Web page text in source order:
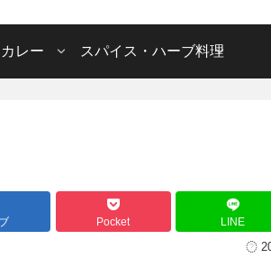
レー スパイス・ハーブ料理
Pocket LINE